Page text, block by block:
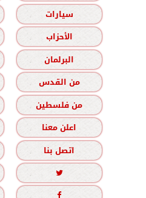
سيارات
الأحزاب
البرلمان
من القدس
من فلسطين
اعلن معنا
اتصل بنا
